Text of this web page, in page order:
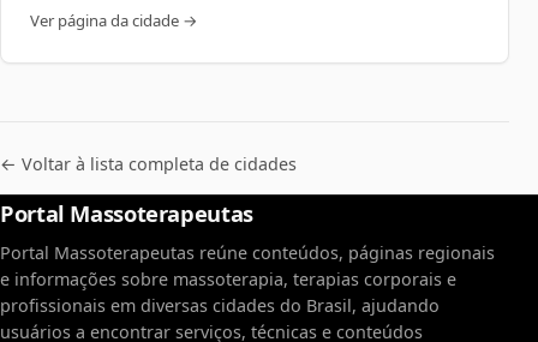
Ver página da cidade →
← Voltar à lista completa de cidades
Portal Massoterapeutas
Portal Massoterapeutas reúne conteúdos, páginas regionais
e informações sobre massoterapia, terapias corporais e
profissionais em diversas cidades do Brasil, ajudando
usuários a encontrar serviços, técnicas e conteúdos